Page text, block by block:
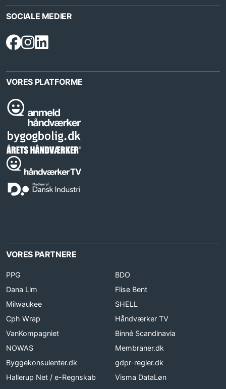
SOCIALE MEDIER
VORES PLATFORME
VORES PARTNERE
PPG
BDO
Dana Lim
Flise Bent
Milwaukee
SHELL
Cph Wrap
Håndværker TV
VanKompagniet
Binné Scandinavia
NOWAS
Membraner.dk
Byggekonsulenter.dk
gdpr-regler.dk
Hallerup Net / e-Regnskab
Visma DataLøn